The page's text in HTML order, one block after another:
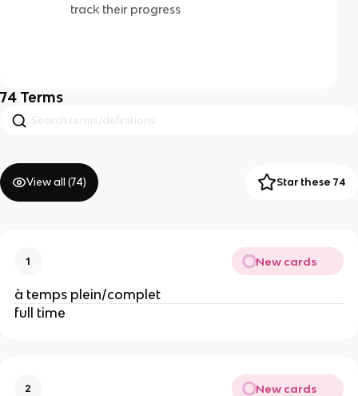
track their progress
74 Terms
View all (74) Star these 74
1 New cards
à temps plein/complet
full time
2 New cards